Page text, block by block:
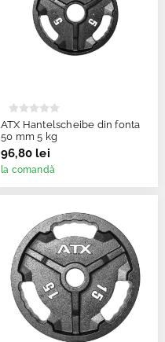
ATX Hantelscheibe din fonta
50 mm 5 kg
96,80 lei
la comandă